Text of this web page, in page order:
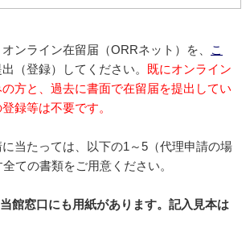
ンライン在留届（ORRネット）を、
こ
（登録）してください。 既にオンライン
方と、過去に書面で在留届を提出してい
録等は不要です。
当たっては、以下の1～5（代理申請の場
ての書類をご用意ください。
館窓口にも用紙があります。記入見本は